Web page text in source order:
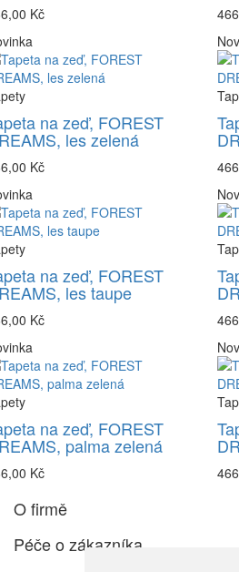
Kč
na zeď, FOREST
les zelená
Kč
na zeď, FOREST
les taupe
Kč
na zeď, FOREST
palma zelená
Kč
O firmě
Péče o zákazníka